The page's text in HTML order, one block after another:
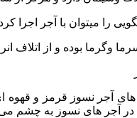
آجر نسوز قرمز و قهوه
آجر های نسوز به چشم